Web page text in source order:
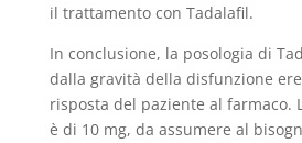
il trattamento con Tadalafil.
In conclusione, la posologia di
dalla gravità della disfunzione
risposta del paziente al farmaco.
è di 10 mg, da assumere al